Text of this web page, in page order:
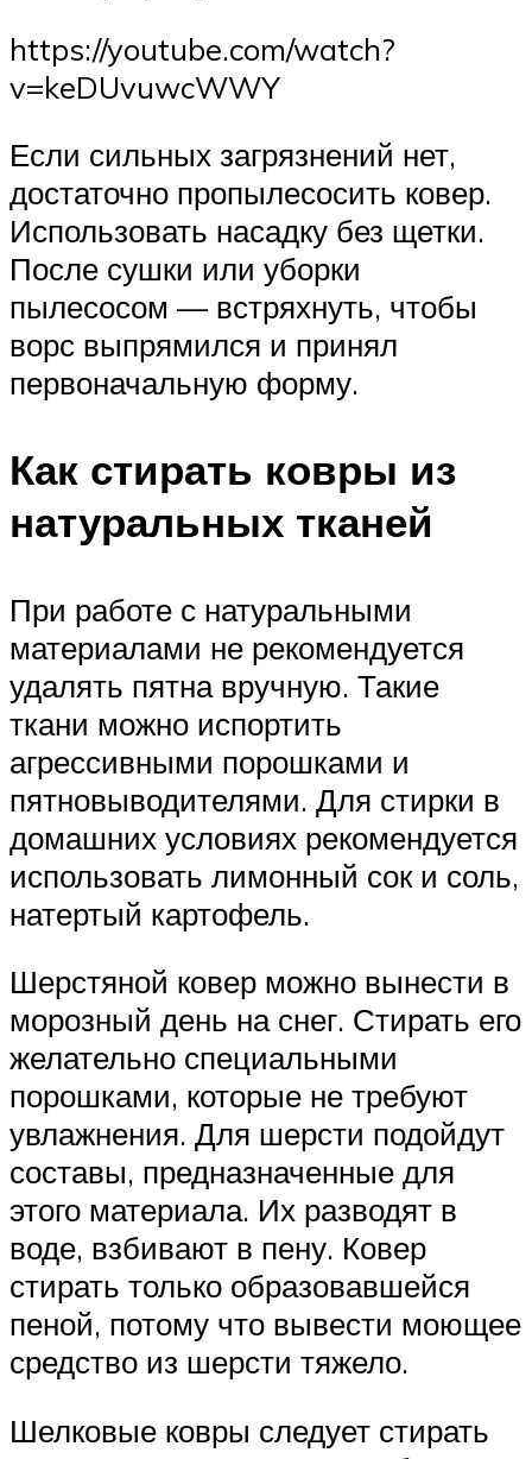
https://youtube.com/watch?
v=keDUvuwcWWY
Если сильных загрязнений нет,
достаточно пропылесосить ковер.
Использовать насадку без щетки.
После сушки или уборки
пылесосом — встряхнуть, чтобы
ворс выпрямился и принял
первоначальную форму.
Как стирать ковры из
натуральных тканей
При работе с натуральными
материалами не рекомендуется
удалять пятна вручную. Такие
ткани можно испортить
агрессивными порошками и
пятновыводителями. Для стирки в
домашних условиях рекомендуется
использовать лимонный сок и соль,
натертый картофель.
Шерстяной ковер можно вынести в
морозный день на снег. Стирать его
желательно специальными
порошками, которые не требуют
увлажнения. Для шерсти подойдут
составы, предназначенные для
этого материала. Их разводят в
воде, взбивают в пену. Ковер
стирать только образовавшейся
пеной, потому что вывести моющее
средство из шерсти тяжело.
Шелковые ковры следует стирать